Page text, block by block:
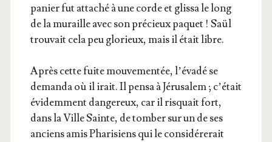
panier fut atta­ché à une corde et glis­sa le long
de la muraille avec son pré­cieux paquet ! Saül
trou­vait cela peu glo­rieux, mais il était libre.
Après cette fuite mou­ve­men­tée, l’é­va­dé se
deman­da où il irait. Il pen­sa à Jéru­sa­lem ; c’é­tait
évi­dem­ment dan­ge­reux, car il ris­quait fort,
dans la Ville Sainte, de tom­ber sur un de ses
anciens amis Pha­ri­siens qui le consi­dé­re­rait